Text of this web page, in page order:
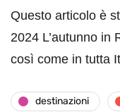
Questo articolo è
2024 L’autunno in
così come in tutta
destinazioni